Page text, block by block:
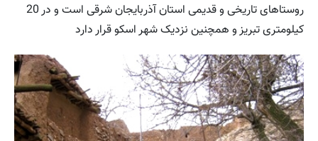
روستاهای تاریخی و قدیمی استان آذربایجان شرقی است و در 20
کیلومتری تبریز و همچنین نزدیک شهر اسکو قرار دارد